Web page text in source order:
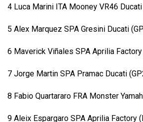
4 Luca Marini ITA Mooney VR46
5 Alex Marquez SPA Gresini Ducati
6 Maverick Viñales SPA Aprilia
7 Jorge Martin SPA Pramac Ducati
8 Fabio Quartararo FRA Monster
9 Aleix Espargaro SPA Aprilia Factory